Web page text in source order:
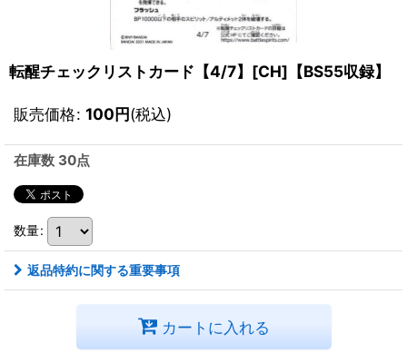
転醒チェックリストカード【4/7】[CH]【BS55収録】
販売価格: 100円(税込)
在庫数 30点
数量:
返品特約に関する重要事項
カートに入れる